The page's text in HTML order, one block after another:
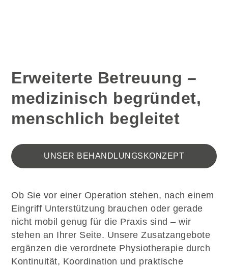
Erweiterte Betreuung –
medizinisch begründet,
menschlich begleitet
UNSER BEHANDLUNGSKONZEPT
Ob Sie vor einer Operation stehen, nach einem
Eingriff Unterstützung brauchen oder gerade
nicht mobil genug für die Praxis sind – wir
stehen an Ihrer Seite. Unsere Zusatzangebote
ergänzen die verordnete Physiotherapie durch
Kontinuität, Koordination und praktische